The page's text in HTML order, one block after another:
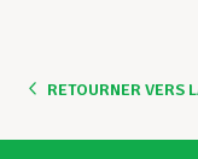
RETOURNER VERS